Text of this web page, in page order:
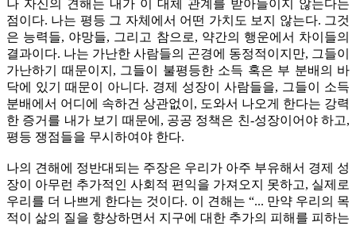
나 자신의 견해는 내가 이 대체 관계를 받아들이지 않는다는
점이다. 나는 평등 그 자체에서 어떤 가치도 보지 않는다. 그것
은 능력들, 야망들, 그리고 참으로, 약간의 행운에서 차이들의
결과이다. 나는 가난한 사람들의 곤경에 동정적이지만, 그들이
가난하기 때문이지, 그들이 불평등한 소득 혹은 부 분배의 바
닥에 있기 때문이 아니다. 경제 성장이 사람들을, 그들이 소득
분배에서 어디에 속하건 상관없이, 도와서 나오게 한다는 강력
한 증거를 내가 보기 때문에, 공공 정책은 친-성장이어야 하고,
평등 쟁점들을 무시하여야 한다.
나의 견해에 정반대되는 주장은 우리가 아주 부유해서 경제 성
장이 아무런 추가적인 사회적 편익을 가져오지 못하고, 실제로
우리를 더 나쁘게 한다는 것이다. 이 견해는 “... 만약 우리의 목
적이 삶의 질을 향상하면서 지구에 대한 추가의 피해를 피하는